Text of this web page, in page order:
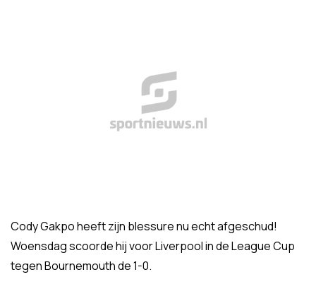
Cody Gakpo heeft zijn blessure nu echt afgeschud!
Woensdag scoorde hij voor Liverpool in de League Cup
tegen Bournemouth de 1-0.